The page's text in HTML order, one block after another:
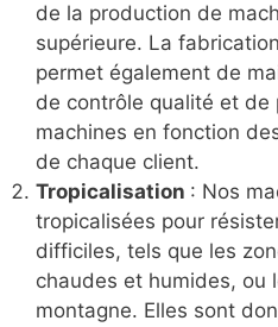
de la production de
supérieure. La
permet également de
de contrôle qualité et de
machines en fonction
de chaque client.
Tropicalisation : Nos
tropicalisées pour
difficiles, tels que les
chaudes et humides, ou
montagne. Elles sont